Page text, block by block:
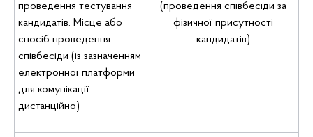
проведення тестування
кандидатів. Місце або
спосіб проведення
співбесіди (із зазначенням
електронної платформи
для комунікації
дистанційно)
(проведення співбесіди за
фізичної присутності
кандидатів)